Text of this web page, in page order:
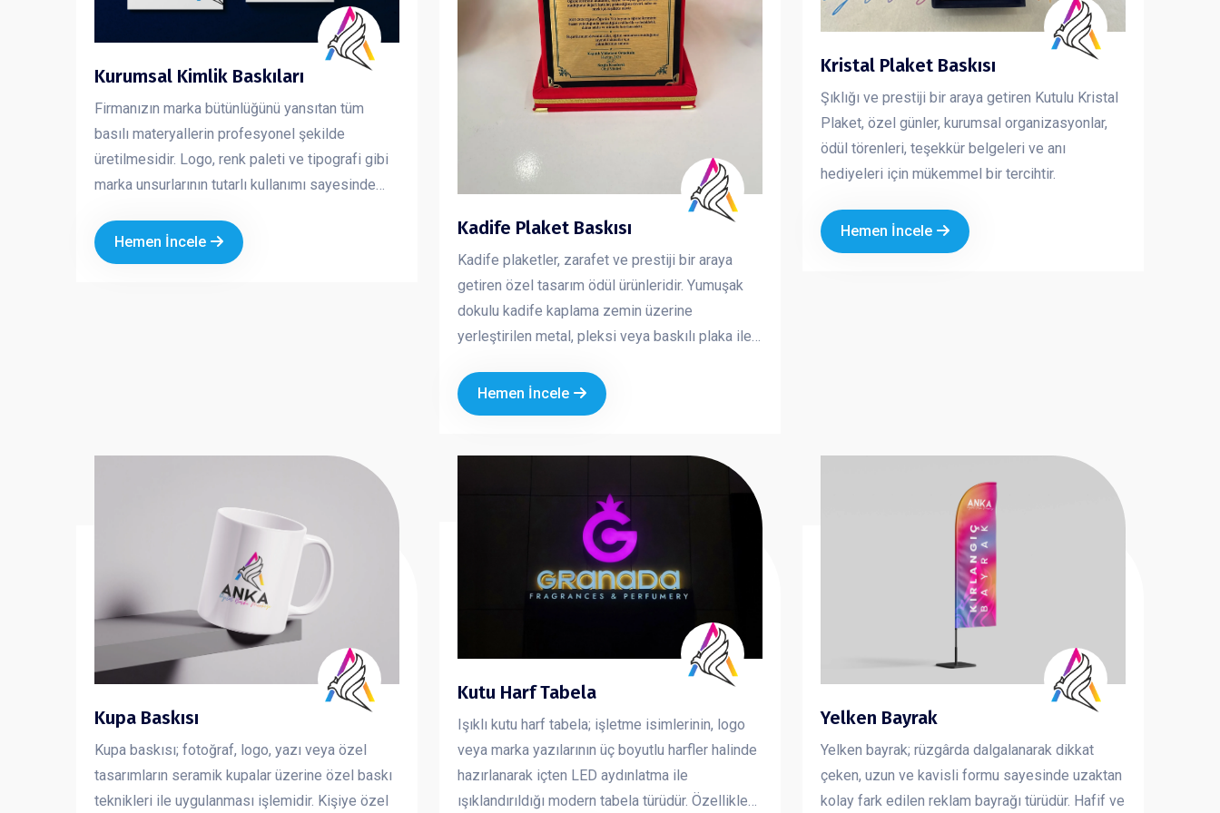
Kurumsal Kimlik Baskıları
Firmanızın marka bütünlüğünü yansıtan tüm
basılı materyallerin profesyonel şekilde
üretilmesidir. Logo, renk paleti ve tipografi gibi
marka unsurlarının tutarlı kullanımı sayesinde
imaj sergilemesini sağlar. Kurumsal kimlik
çalışmaları, markanızın her temas noktasında
Hemen İncele
Kadife Plaket Baskısı
Kadife plaketler, zarafet ve prestiji bir araya
getiren özel tasarım ödül ürünleridir. Yumuşak
dokulu kadife kaplama zemin üzerine
yerleştirilen metal, pleksi veya baskılı plaka ile
Özellikle özel günlerde, törenlerde ve anlamlı
teşekkürlerde tercih edilen bu ürünler, değerli
Hemen İncele
Kristal Plaket Baskısı
Şıklığı ve prestiji bir araya getiren Kutulu Kristal
Plaket, özel günler, kurumsal organizasyonlar,
ödül törenleri, teşekkür belgeleri ve anı
hediyeleri için mükemmel bir tercihtir.
Hemen İncele
Kupa Baskısı
Kupa baskısı; fotoğraf, logo, yazı veya özel
tasarımların seramik kupalar üzerine özel baskı
teknikleri ile uygulanması işlemidir. Kişiye özel
Kutu Harf Tabela
Işıklı kutu harf tabela; işletme isimlerinin, logo
veya marka yazılarının üç boyutlu harfler halinde
hazırlanarak içten LED aydınlatma ile
ışıklandırıldığı modern tabela türüdür. Özellikle
Yelken Bayrak
Yelken bayrak; rüzgârda dalgalanarak dikkat
çeken, uzun ve kavisli formu sayesinde uzaktan
kolay fark edilen reklam bayrağı türüdür. Hafif ve